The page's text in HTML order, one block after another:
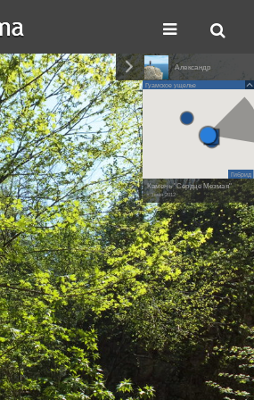
Александр
Гуамское ущелье
Гибрид
Камень "Сердце Мезмая"
• 3 мая 2012